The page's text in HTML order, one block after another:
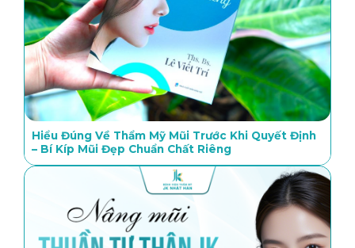
Hiểu Đúng Về Thẩm Mỹ Mũi Trước Khi Quyết Định
– Bí Kíp Mũi Đẹp Chuẩn Chất Riêng